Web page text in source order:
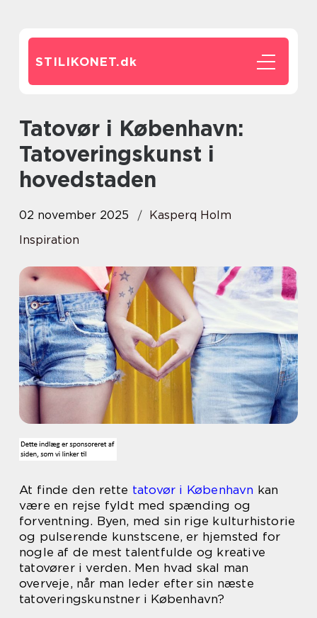
STILIKONET.dk
Tatovør i København:
Tatoveringskunst i
hovedstaden
02 november 2025
Kasperq Holm
Inspiration
At finde den rette tatovør i København kan
være en rejse fyldt med spænding og
forventning. Byen, med sin rige kulturhistorie
og pulserende kunstscene, er hjemsted for
nogle af de mest talentfulde og kreative
tatovører i verden. Men hvad skal man
overveje, når man leder efter sin næste
tatoveringskunstner i København?